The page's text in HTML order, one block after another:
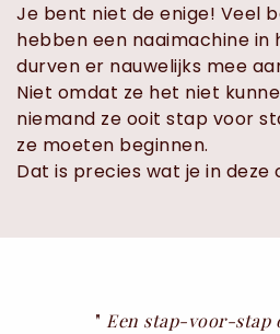
Je bent niet de enige! Veel
hebben een naaimachine in
durven er nauwelijks mee
Niet omdat ze het niet
niemand ze ooit stap voor
ze moeten beginnen.
Dat is precies wat je in deze
" Een stap-voor-stap